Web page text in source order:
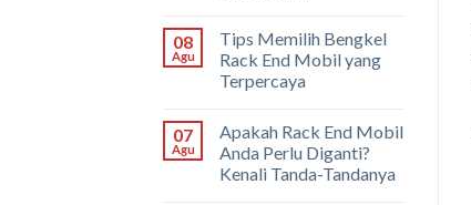
08
Agu
Tips Memilih Bengkel
Rack End Mobil yang
Terpercaya
07
Agu
Apakah Rack End Mobil
Anda Perlu Diganti?
Kenali Tanda-Tandanya